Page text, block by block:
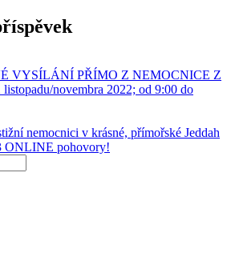
VYSÍLÁNÍ PŘÍMO Z NEMOCNICE Z
novembra 2022; od 9:00 do
nemocnici v krásné, přímořské Jeddah
ONLINE pohovory!